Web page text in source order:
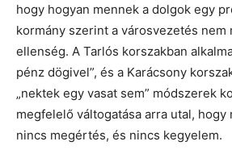
hogy hogyan mennek a dolgok egy
kormány szerint a városvezetés nem
ellenség. A Tarlós korszakban
pénz dögivel”, és a Karácsony
„nektek egy vasat sem” módszerek
megfelelő váltogatása arra utal, hogy
nincs megértés, és nincs kegyelem.